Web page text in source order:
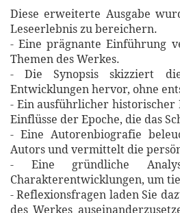
Diese erweiterte Ausgabe
Leseerlebnis zu bereichern.
- Eine prägnante Einführung
Themen des Werkes.
- Die Synopsis skizziert
Entwicklungen hervor, ohne
- Ein ausführlicher historischer
Einflüsse der Epoche, die das
- Eine Autorenbiografie
Autors und vermittelt die
- Eine gründliche
Charakterentwicklungen, um
- Reflexionsfragen laden Sie
des Werkes